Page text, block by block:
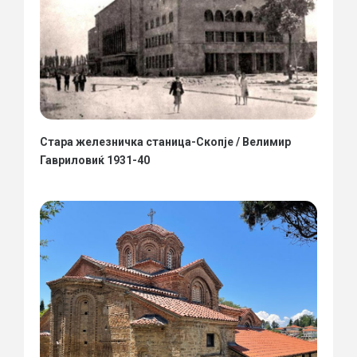
Стара железничка станица-Скопје / Велимир
Гавриловиќ 1931-40